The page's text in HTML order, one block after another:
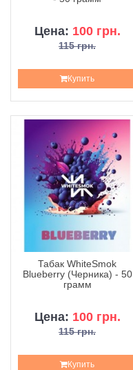
Цена: 100 грн.
115 грн.
Купить
Табак WhiteSmok
Blueberry (Черника) - 50
грамм
Цена: 100 грн.
115 грн.
Купить